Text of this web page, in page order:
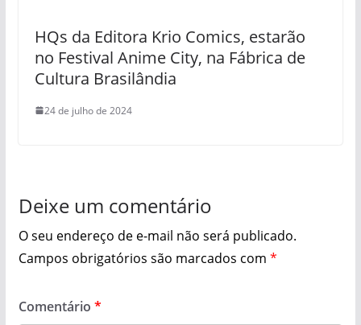
HQs da Editora Krio Comics, estarão
no Festival Anime City, na Fábrica de
Cultura Brasilândia
24 de julho de 2024
Deixe um comentário
O seu endereço de e-mail não será publicado.
Campos obrigatórios são marcados com *
Comentário *